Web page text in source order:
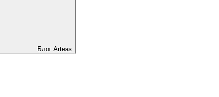
Блог Arteas